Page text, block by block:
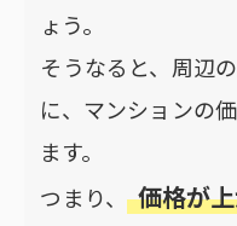
ょう。
そうなると、周辺
に、マンションの
ます。
つまり、
価格が